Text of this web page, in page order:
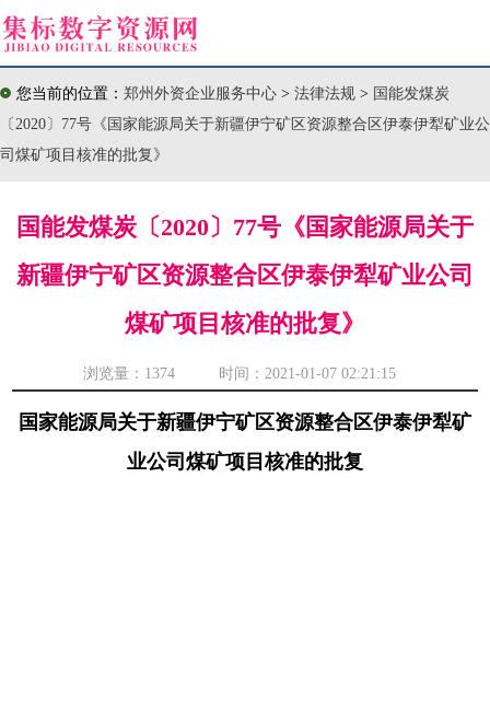
您当前的位置： 郑州外资企业服务中心 > 法律法规 > 国能发煤炭
〔2020〕77号《国家能源局关于新疆伊宁矿区资源整合区伊泰伊犁矿业公
司煤矿项目核准的批复》
国能发煤炭〔2020〕77号《国家能源局关于
新疆伊宁矿区资源整合区伊泰伊犁矿业公司
煤矿项目核准的批复》
浏览量： 1374 时间：2021-01-07 02:21:15
国家能源局关于新疆伊宁矿区资源整合区伊泰伊犁矿
业公司煤矿项目核准的批复